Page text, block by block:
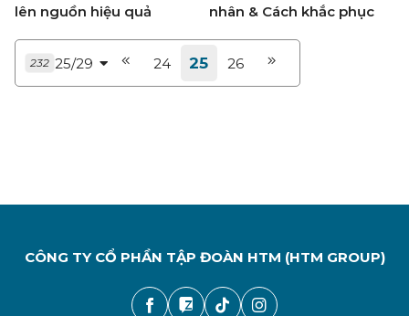
lên nguồn hiệu quả
nhân & Cách khắc phục
232 25/29 24 25 26
CÔNG TY CỔ PHẦN TẬP ĐOÀN HTM (HTM GROUP)